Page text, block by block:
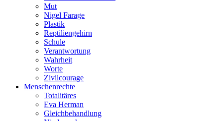
Mut
Nigel Farage
Plastik
Reptiliengehirn
Schule
Verantwortung
Wahrheit
Worte
Zivilcourage
Menschenrechte
Totalitäres
Eva Herman
Gleichbehandlung